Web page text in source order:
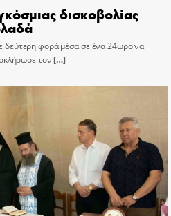
δισκοβολίας
δεύτερη φορά μέσα σε ένα 24ωρο να
τον[…]